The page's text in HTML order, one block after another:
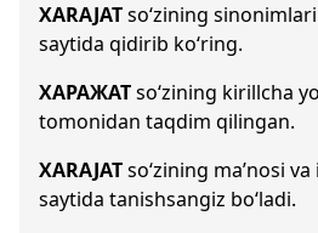
XARAJATso‘zining
saytida qidirib ko‘ring.
ХАРАЖАТso‘zining kirillcha
tomonidan taqdim qilingan.
XARAJATso‘zining ma’nosi
saytida tanishsangiz bo‘ladi.